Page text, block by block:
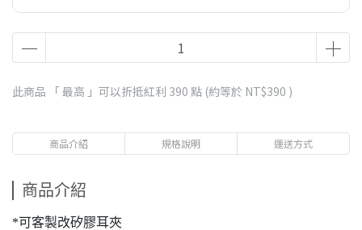
此商品 「 最高 」可以折抵紅利 390 點 (約等於 NT$390 )
商品介紹 規格說明 運送方式
商品介紹
*可客製改矽膠耳夾